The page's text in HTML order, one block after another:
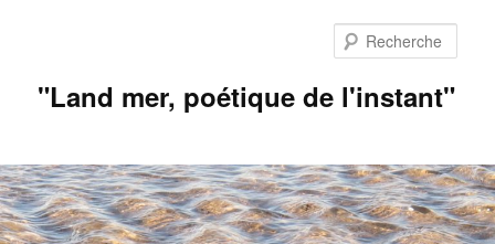
"Land mer, poétique de l'instant"